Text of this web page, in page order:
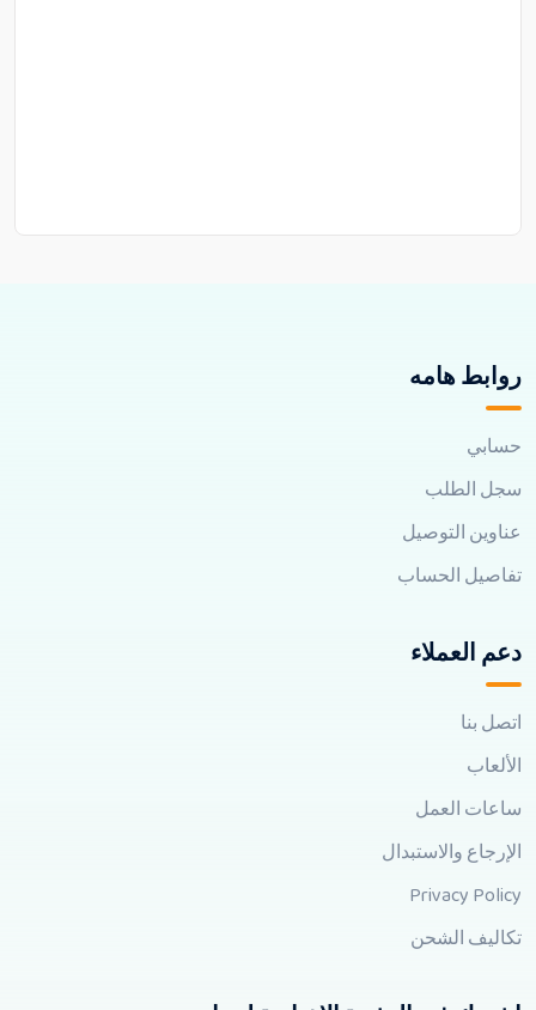
روابط هامه
حسابي
سجل الطلب
عناوين التوصيل
تفاصيل الحساب
دعم العملاء
اتصل بنا
الألعاب
ساعات العمل
الإرجاع والاستبدال
Privacy Policy
تكاليف الشحن